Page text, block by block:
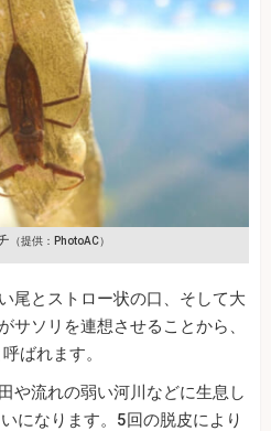
（提供：PhotoAC）
尾とストロー状の口、そして大
サソリを連想させることから、
ばれます。
や流れの弱い河川などに生息し
になります。5回の脱皮により